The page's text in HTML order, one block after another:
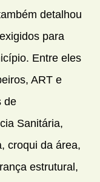
detalhou
para
Entre eles
ART e
de
Sanitária,
croqui da área,
estrutural,